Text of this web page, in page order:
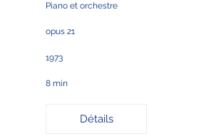
Piano et orchestre
opus 21
1973
8 min
Détails